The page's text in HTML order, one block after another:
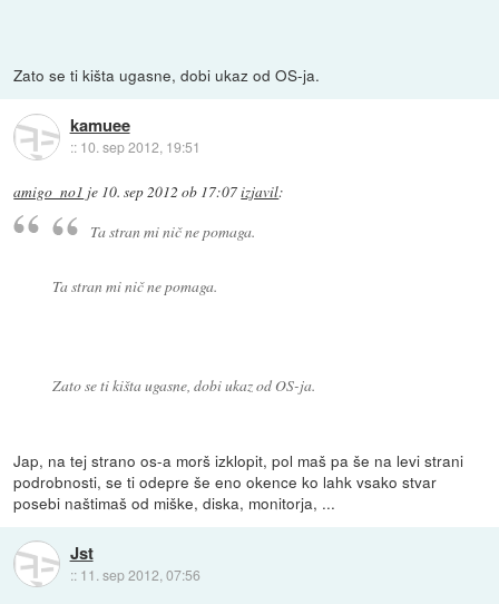
Zato se ti kišta ugasne, dobi ukaz od OS-ja.
kamuee
:: 10. sep 2012, 19:51
amigo_no1 je 10. sep 2012 ob 17:07izjavil:
Ta stran mi nič ne pomaga.
Ta stran mi nič ne pomaga.
Zato se ti kišta ugasne, dobi ukaz od OS-ja.
Jap, na tej strano os-a morš izklopit, pol maš pa še na levi strani
podrobnosti, se ti odepre še eno okence ko lahk vsako stvar
posebi naštimaš od miške, diska, monitorja, ...
Jst
:: 11. sep 2012, 07:56